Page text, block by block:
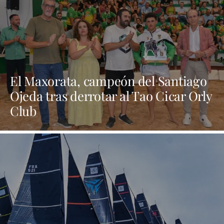
El Maxorata, campeón del Santiago
Ojeda tras derrotar al Tao Cicar Orly
Club